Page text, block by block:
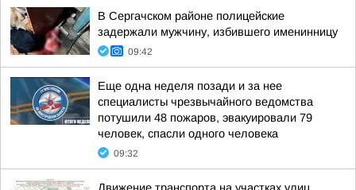
В Сергачском районе полицейские
задержали мужчину, избившего именинницу
09:42
Еще одна неделя позади и за нее
специалисты чрезвычайного ведомства
потушили 48 пожаров, эвакуировали 79
человек, спасли одного человека
09:32